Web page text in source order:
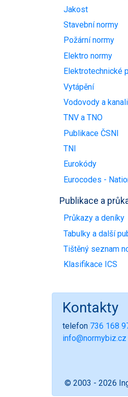
Jakost
Stavební normy
Požární normy
Elektro normy
Elektrotechnické
Vytápění
Vodovody a
TNV a TNO
Publikace ČSNI
TNI
Eurokódy
Eurocodes -
Publikace a
Průkazy a deníky
Tabulky a další
Tištěný seznam
Klasifikace ICS
Kontakty
telefon 736 168
info@normybiz.cz
© 2003 - 2026